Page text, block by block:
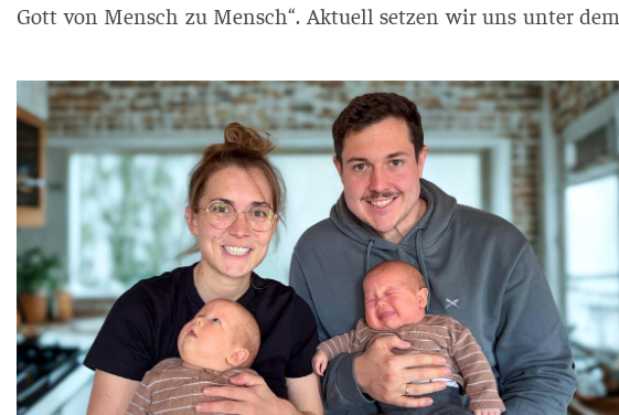
Gott von Mensch zu Mensch“. Aktu­ell set­zen wir uns unter dem